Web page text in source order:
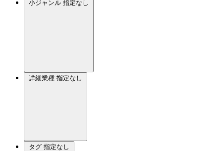
小ジャンル 指定なし
詳細業種 指定なし
タグ 指定なし